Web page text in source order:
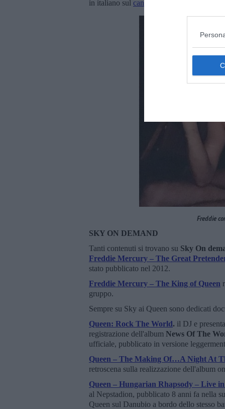
in italiano sul canale YouTube della
Freddie
SKY ON DEMAND
Tanti contenuti si trovano su Sky On
Freddie Mercury – The Great
stato pubblicato nel 2012.
Freddie Mercury – The King of Queen
gruppo.
Sempre su Sky ai Queen sono dedicati
Queen: Rock The World. il DJ e
registrazione dell'album News Of The
ufficiale, pubblicato in versione
Queen – The Making Of…A Night At
retroscena sulla realizzazione dell'album
Queen – Hungarian Rhapsody – Live
al Nepstadion, pubblicato 8 anni fa nella
Queen sul Danubio a bordo dello stesso